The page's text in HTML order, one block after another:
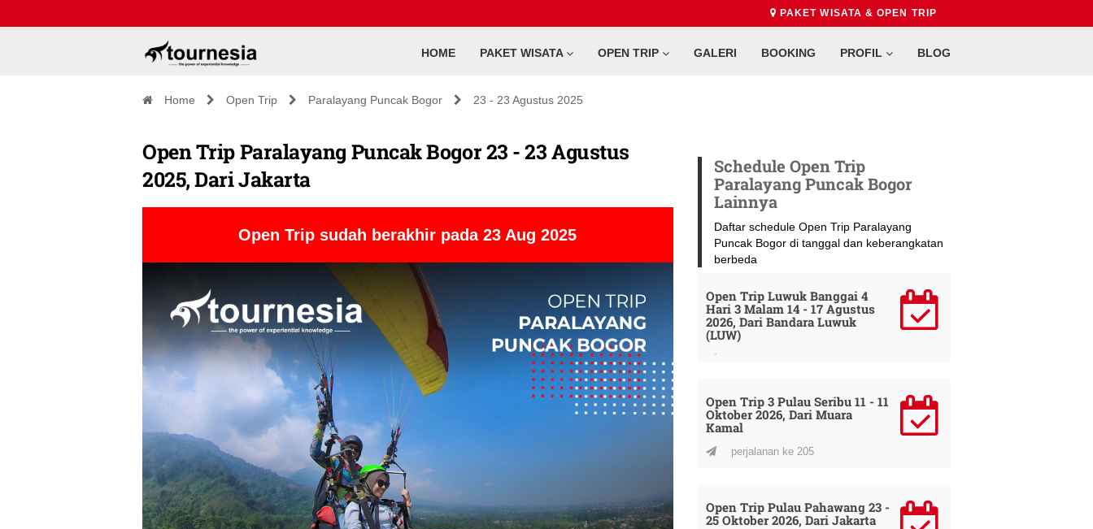
PAKET WISATA & OPEN TRIP
HOME PAKET WISATA OPEN TRIP GALERI BOOKING PROFIL BLOG
Home Open Trip Paralayang Puncak Bogor 23 - 23 Agustus 2025
Open Trip Paralayang Puncak Bogor 23 - 23 Agustus
2025, Dari Jakarta
Open Trip sudah berakhir pada 23 Aug 2025
Schedule Open Trip
Paralayang Puncak Bogor
Lainnya
Daftar schedule Open Trip Paralayang
Puncak Bogor di tanggal dan keberangkatan
berbeda
Open Trip Luwuk Banggai 4
Hari 3 Malam 14 - 17 Agustus
2026, Dari Bandara Luwuk
(LUW)
Open Trip 3 Pulau Seribu 11 - 11
Oktober 2026, Dari Muara
Kamal
perjalanan ke 205
Open Trip Pulau Pahawang 23 -
25 Oktober 2026, Dari Jakarta